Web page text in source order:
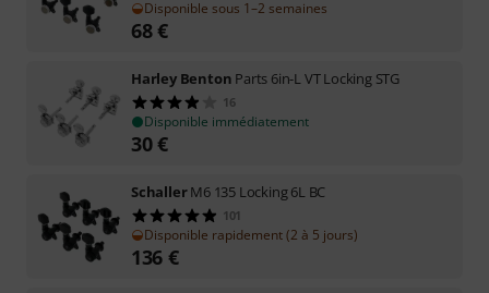
Disponible sous 1–2 semaines
68€
Harley Benton Parts 6in-L VT Locking STG
16
Disponible immédiatement
30€
SchallerM6 135 Locking 6L BC
101
Disponible rapidement (2 à 5 jours)
136 €